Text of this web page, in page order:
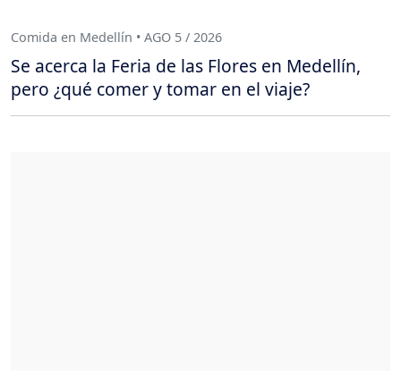
Comida en Medellín • AGO 5 / 2026
Se acerca la Feria de las Flores en Medellín,
pero ¿qué comer y tomar en el viaje?